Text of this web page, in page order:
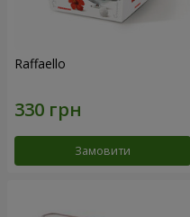
Raffaello
Замовити